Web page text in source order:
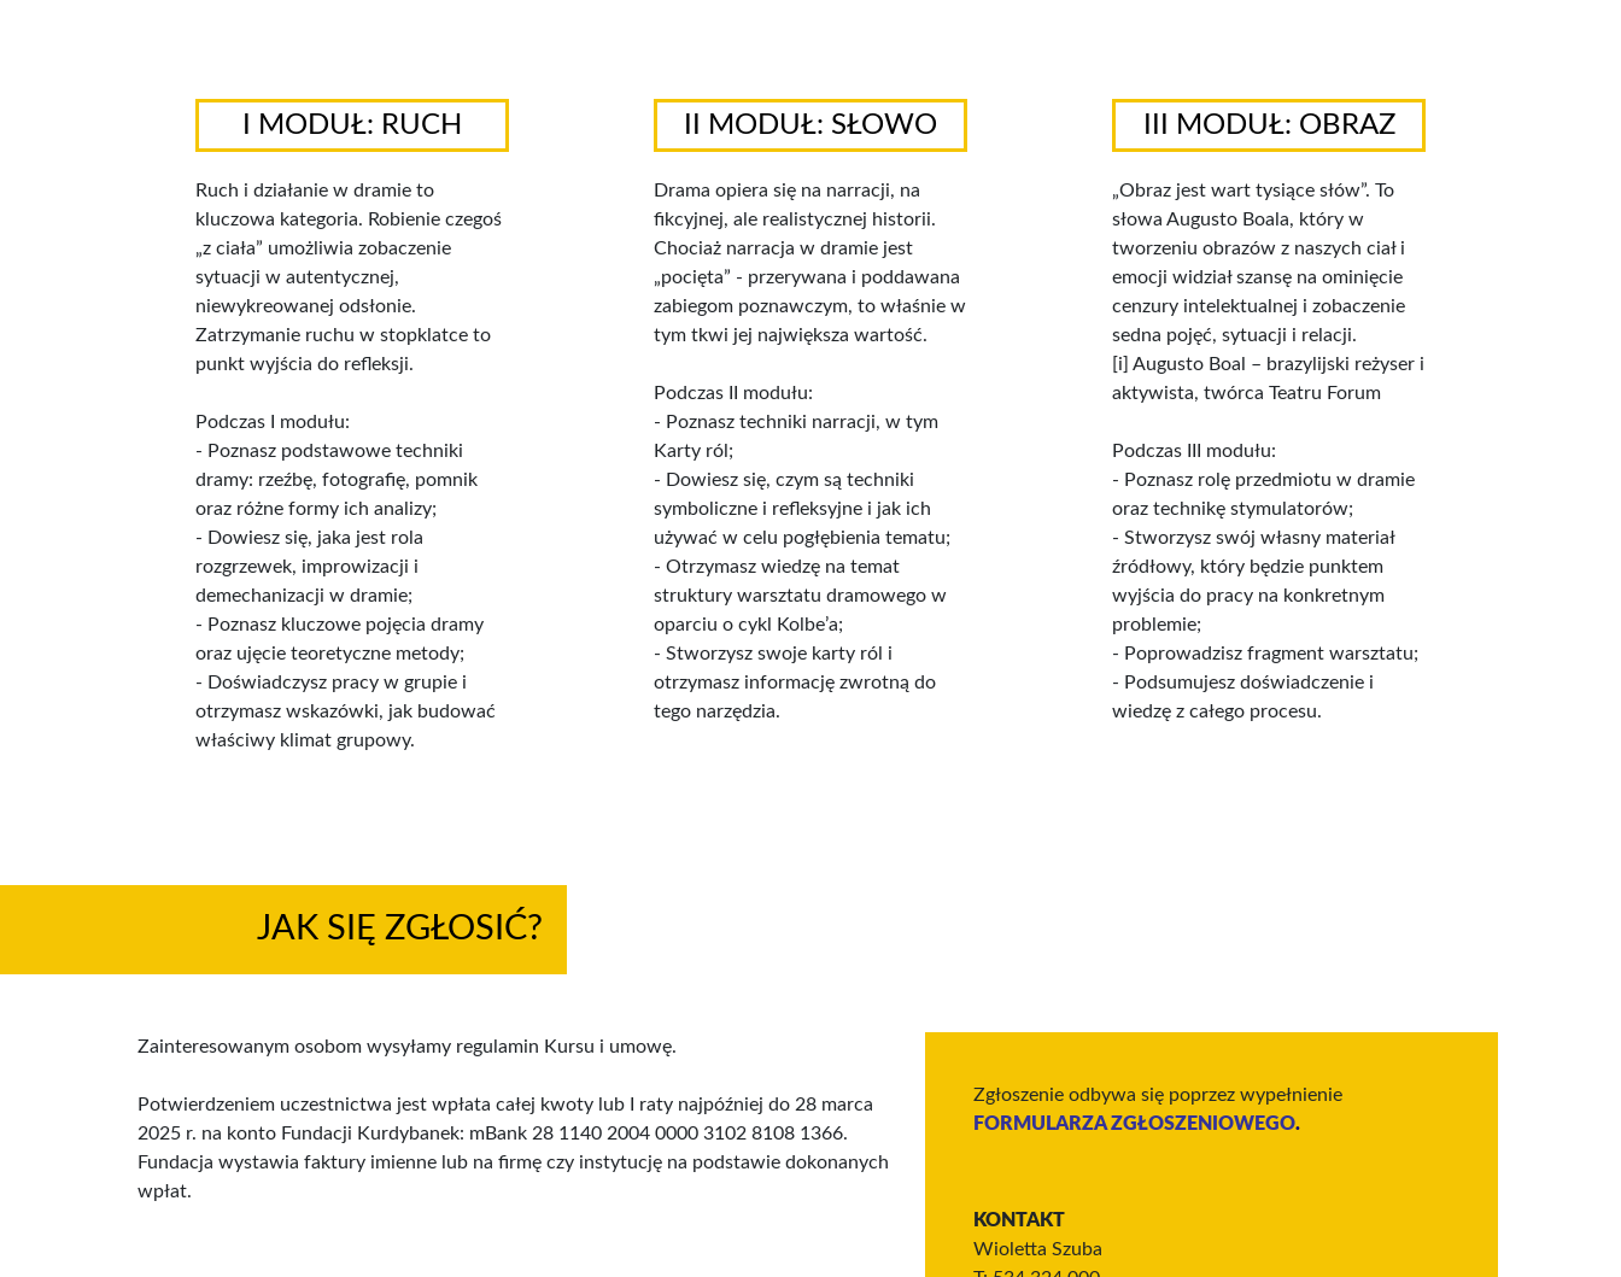
I MODUŁ: RUCH
Ruch i działanie w dramie to
kluczowa kategoria. Robienie czegoś
„z ciała” umożliwia zobaczenie
sytuacji w autentycznej,
niewykreowanej odsłonie.
Zatrzymanie ruchu w stopklatce to
punkt wyjścia do refleksji.
Podczas I modułu:
- Poznasz podstawowe techniki
dramy: rzeźbę, fotografię, pomnik
oraz różne formy ich analizy;
- Dowiesz się, jaka jest rola
rozgrzewek, improwizacji i
demechanizacji w dramie;
- Poznasz kluczowe pojęcia dramy
oraz ujęcie teoretyczne metody;
- Doświadczysz pracy w grupie i
otrzymasz wskazówki, jak budować
właściwy klimat grupowy.
II MODUŁ: SŁOWO
Drama opiera się na narracji, na
fikcyjnej, ale realistycznej historii.
Chociaż narracja w dramie jest
„pocięta” - przerywana i poddawana
zabiegom poznawczym, to właśnie w
tym tkwi jej największa wartość.
Podczas II modułu:
- Poznasz techniki narracji, w tym
Karty ról;
- Dowiesz się, czym są techniki
symboliczne i refleksyjne i jak ich
używać w celu pogłębienia tematu;
- Otrzymasz wiedzę na temat
struktury warsztatu dramowego w
oparciu o cykl Kolbe’a;
- Stworzysz swoje karty ról i
otrzymasz informację zwrotną do
tego narzędzia.
III MODUŁ: OBRAZ
„Obraz jest wart tysiące słów”. To
słowa Augusto Boala, który w
tworzeniu obrazów z naszych ciał i
emocji widział szansę na ominięcie
cenzury intelektualnej i zobaczenie
sedna pojęć, sytuacji i relacji.
[i] Augusto Boal – brazylijski reżyser i
aktywista, twórca Teatru Forum
Podczas III modułu:
- Poznasz rolę przedmiotu w dramie
oraz technikę stymulatorów;
- Stworzysz swój własny materiał
źródłowy, który będzie punktem
wyjścia do pracy na konkretnym
problemie;
- Poprowadzisz fragment warsztatu;
- Podsumujesz doświadczenie i
wiedzę z całego procesu.
JAK SIĘ ZGŁOSIĆ?
Zainteresowanym osobom wysyłamy regulamin Kursu i umowę.
Potwierdzeniem uczestnictwa jest wpłata całej kwoty lub I raty najpóźniej do 28 marca
2025 r. na konto Fundacji Kurdybanek: mBank 28 1140 2004 0000 3102 8108 1366.
Fundacja wystawia faktury imienne lub na firmę czy instytucję na podstawie dokonanych
wpłat.
Zgłoszenie odbywa się poprzez wypełnienie
FORMULARZA ZGŁOSZENIOWEGO.
KONTAKT
Wioletta Szuba